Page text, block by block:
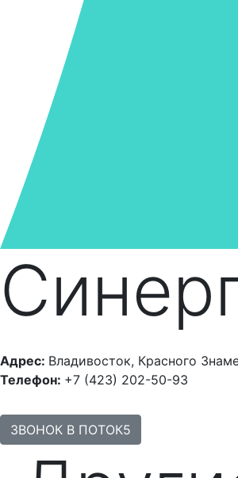
Адрес: Владивосток, Красного
Телефон: +7 (423) 202-50-93
ЗВОНОК В ПОТОК5